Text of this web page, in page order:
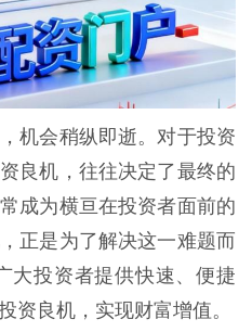
机会稍纵即逝。对于投资
良机，往往决定了最终的
成为横亘在投资者面前的
正是为了解决这一难题而
大投资者提供快速、便捷
资良机，实现财富增值。